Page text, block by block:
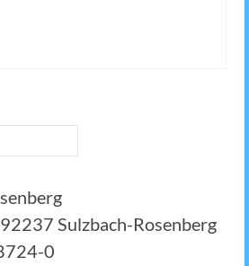
Sulzbach-Rosenberg
0